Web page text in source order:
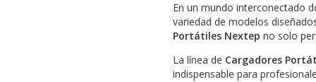
En un mundo interconectado
variedad de modelos
Portátiles Nextep no solo
La línea de Cargadores
indispensable para